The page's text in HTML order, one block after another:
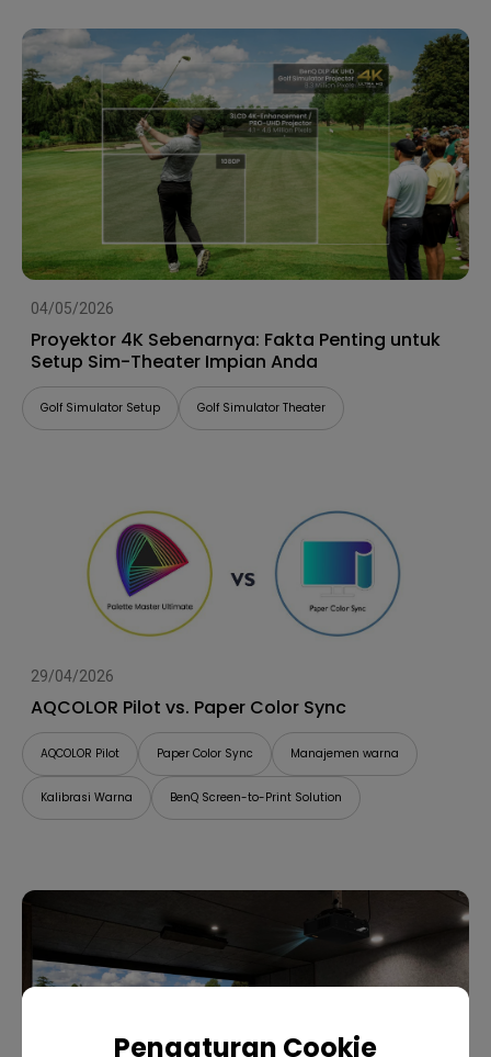
Pengaturan Cookie
04/05/2026
Proyektor 4K Sebenarnya: Fakta Penting untuk
Setup Sim-Theater Impian Anda
Golf Simulator Setup Golf Simulator Theater
29/04/2026
AQCOLOR Pilot vs. Paper Color Sync
AQCOLOR Pilot Paper Color Sync Manajemen warna
Kalibrasi Warna BenQ Screen-to-Print Solution